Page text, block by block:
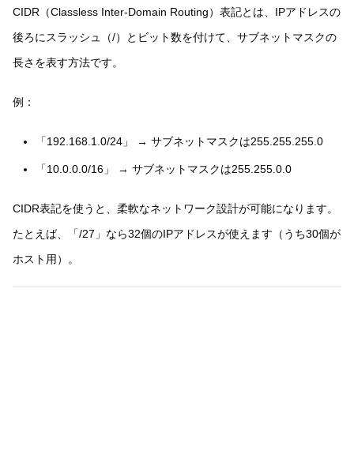
CIDR（Classless Inter-Domain Routing）表記とは、IPアドレスの
後ろにスラッシュ（/）とビット数を付けて、サブネットマスクの
長さを表す方法です。
例：
「192.168.1.0/24」 → サブネットマスクは255.255.255.0
「10.0.0.0/16」 → サブネットマスクは255.255.0.0
CIDR表記を使うと、柔軟なネットワーク設計が可能になります。
たとえば、「/27」なら32個のIPアドレスが使えます（うち30個が
ホスト用）。